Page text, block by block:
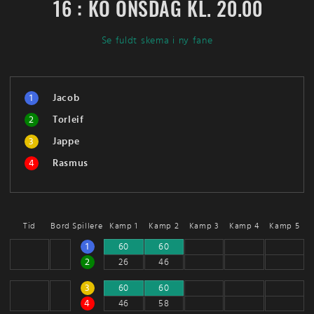
16 : KO ONSDAG KL. 20.00
Se fuldt skema i ny fane
1
Jacob
2
Torleif
3
Jappe
4
Rasmus
Tid Bord Spillere Kamp 1 Kamp 2 Kamp 3 Kamp 4 Kamp 5
1
2
60
26
60
46
3
4
60
46
60
58